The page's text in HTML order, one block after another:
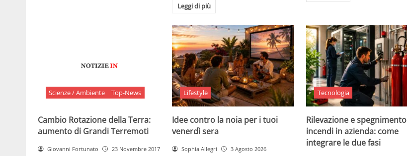
Leggi di più
Scienze / Ambiente Top-News
Cambio Rotazione della Terra:
aumento di Grandi Terremoti
Giovanni Fortunato 23 Novembre 2017
Lifestyle
Idee contro la noia per i tuoi
venerdì sera
Sophia Allegri 3 Agosto 2026
Tecnologia
Rilevazione e spegnimento
incendi in azienda: come
integrare le due fasi